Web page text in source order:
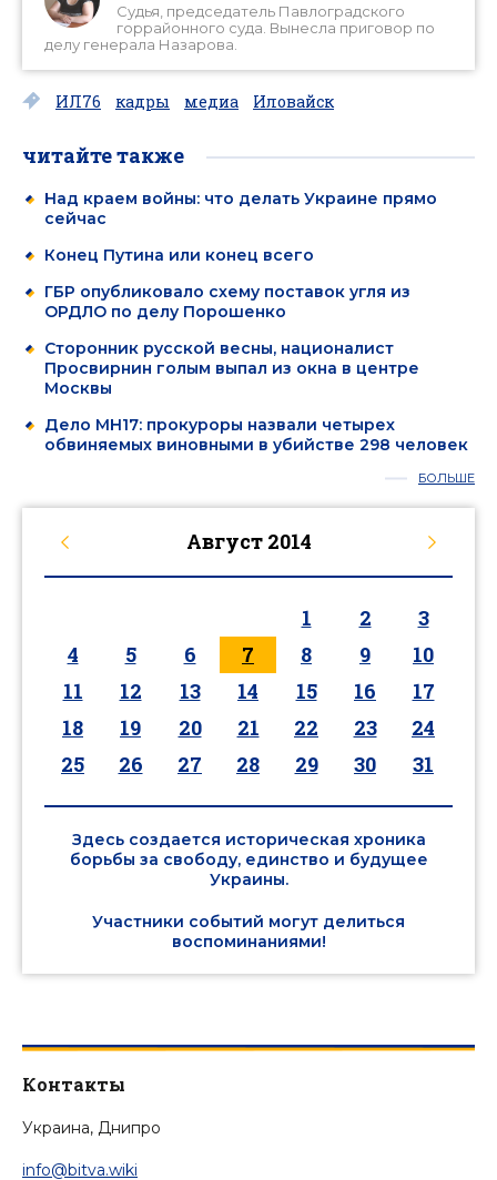
Судья, председатель Павлоградского
горрайонного суда. Вынесла приговор по
делу генерала Назарова.
ИЛ76 кадры медиа Иловайск
читайте также
Над краем войны: что делать Украине прямо
сейчас
Конец Путина или конец всего
ГБР опубликовало схему поставок угля из
ОРДЛО по делу Порошенко
Сторонник русской весны, националист
Просвирнин голым выпал из окна в центре
Москвы
Дело MH17: прокуроры назвали четырех
обвиняемых виновными в убийстве 298 человек
БОЛЬШЕ
Август 2014
1 2
3
4
5 6 7 8 9
10
11
12 13 14 15 16
17
18
19 20 21 22 23
24
25
26 27 28 29 30 31
Здесь создается историческая хроника
борьбы за свободу, единство и будущее
Украины.
Участники событий могут делиться
воспоминаниями!
Контакты
Украина, Днипро
info@bitva.wiki